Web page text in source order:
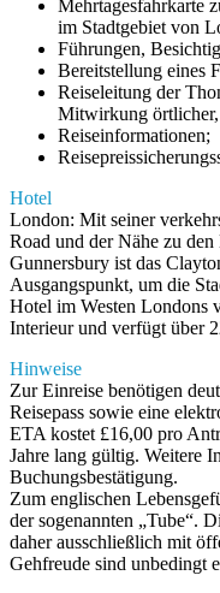
Mehrtagesfahrkarte
im Stadtgebiet von
Führungen,
Bereitstellung eines
Reiseleitung der
Mitwirkung
Reiseinformationen;
Hotel
London: Mit seiner
Road und der Nähe zu
Gunnersbury ist das
Ausgangspunkt, um die
Hotel im Westen Londons
Interieur und verfügt über
Hinweise
Zur Einreise benötigen
Reisepass sowie eine
ETA kostet £16,00 pro
Jahre lang gültig. Weitere
Buchungsbestätigung.
Zum englischen
der sogenannten „Tube“.
daher ausschließlich mit
Gehfreude sind unbedingt